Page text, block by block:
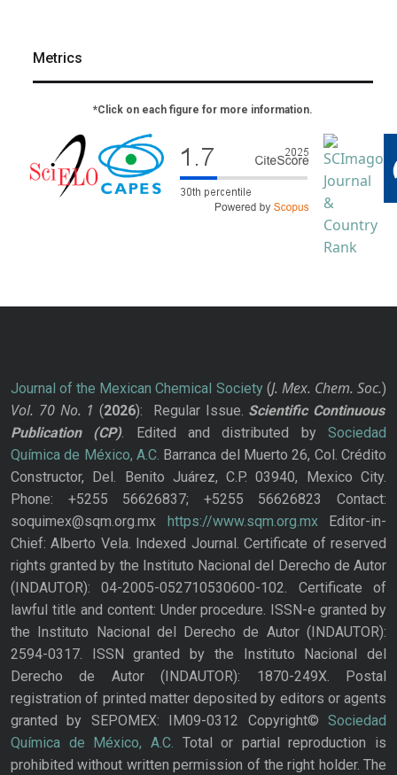
Metrics
*Click on each figure for more information.
Journal of the Mexican Chemical Society(J. Mex. Chem. Soc.)
Vol. 70 No. 1 (2026): Regular Issue. Scientific Continuous
Publication
(CP). Edited and distributed bySociedad
Química de México, A.C. Barranca del Muerto 26, Col. Crédito
Constructor, Del. Benito Juárez, C.P. 03940, Mexico City.
Phone: +5255 56626837; +5255 56626823 Contact:
soquimex@sqm.org.mx
https://www.sqm.org.mxEditor-in-
Chief: Alberto Vela. Indexed Journal. Certificate of reserved
rights granted by the Instituto Nacional del Derecho de Autor
(INDAUTOR): 04-2005-052710530600-102. Certificate of
lawful title and content: Under procedure. ISSN-e granted by
the Instituto Nacional del Derecho de Autor (INDAUTOR):
2594-0317. ISSN granted by the Instituto Nacional del
Derecho de Autor (INDAUTOR): 1870-249X. Postal
registration of printed matter deposited by editors or agents
granted by SEPOMEX: IM09-0312 Copyright© Sociedad
Química de México, A.C. Total or partial reproduction is
prohibited without written permission of the right holder. The